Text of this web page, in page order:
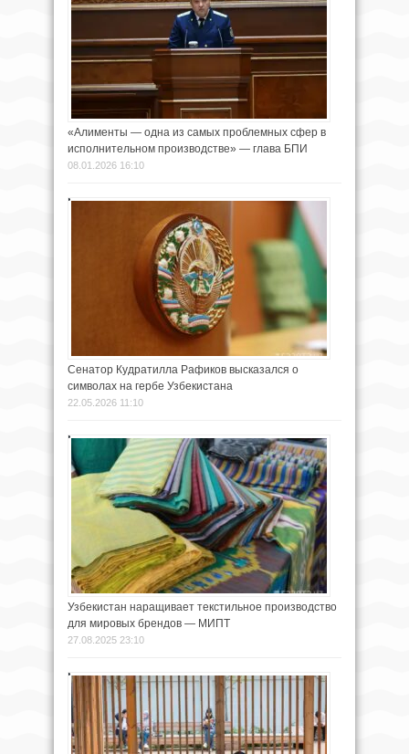
«Алименты — одна из самых проблемных сфер в
исполнительном производстве» — глава БПИ
08.01.2026 16:10
Сенатор Кудратилла Рафиков высказался о
символах на гербе Узбекистана
22.05.2026 11:10
Узбекистан наращивает текстильное производство
для мировых брендов — МИПТ
27.08.2025 23:10